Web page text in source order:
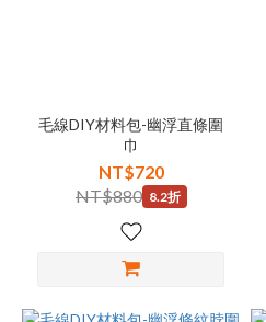
毛線DIY材料包-幽浮直條圍
巾
NT$720
NT$880 8.2折